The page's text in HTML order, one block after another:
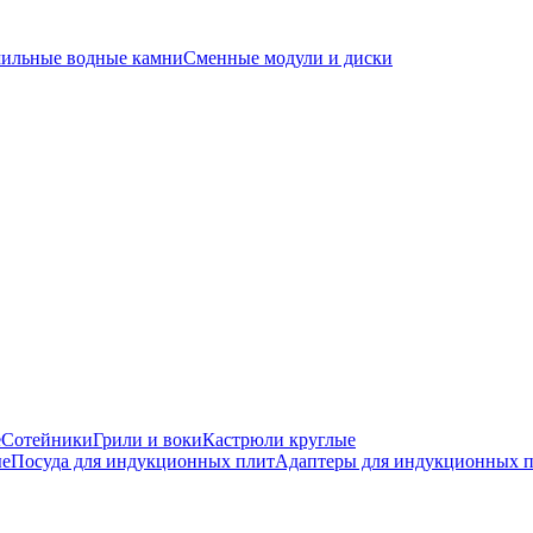
водные камниСменные модули и диски
СотейникиГрили и вокиКастрюли круглые
Посуда для индукционных плитАдаптеры для индукционных